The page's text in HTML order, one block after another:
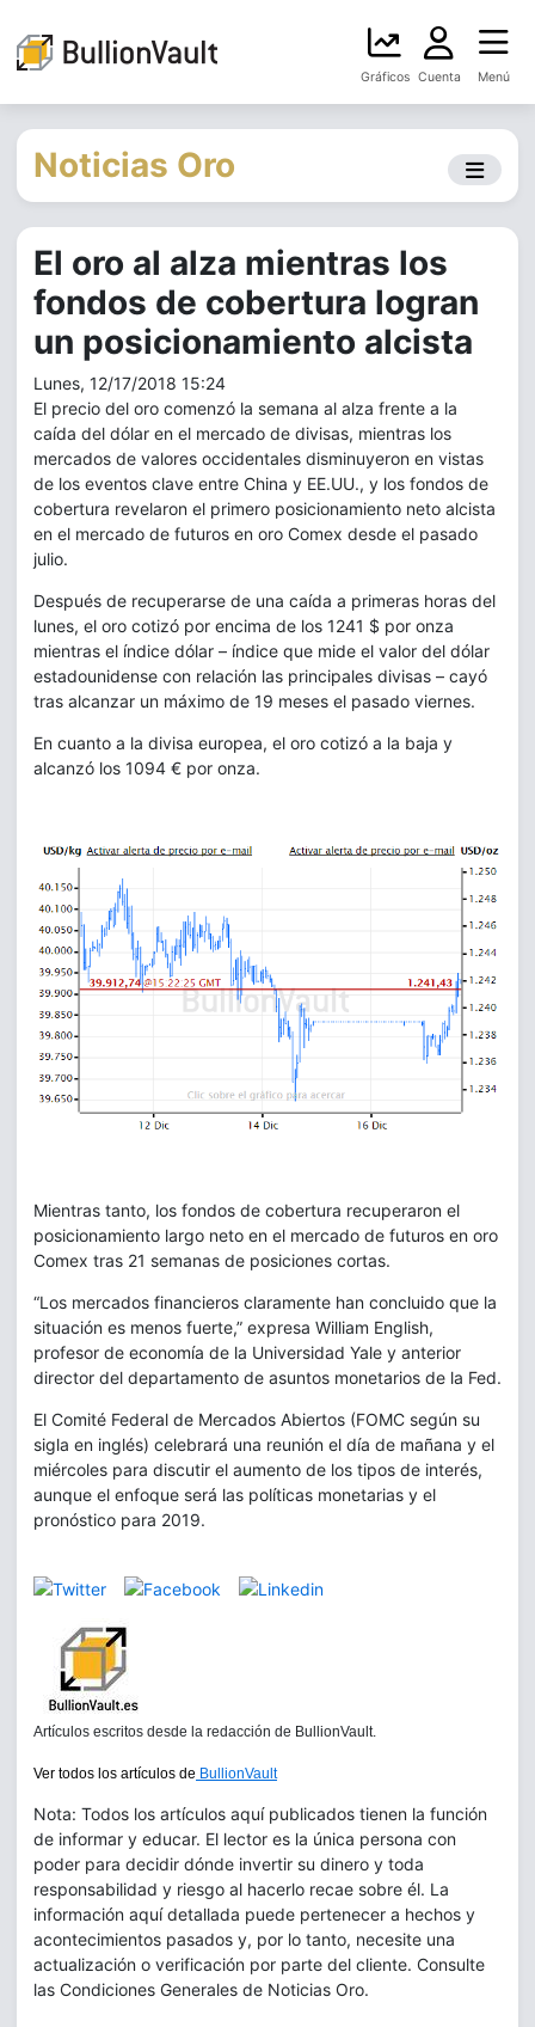
Gráficos Cuenta Menú
Noticias Oro
El oro al alza mientras los
fondos de cobertura logran
un posicionamiento alcista
Lunes, 12/17/2018 15:24
El precio del oro comenzó la semana al alza frente a la
caída del dólar en el mercado de divisas, mientras los
mercados de valores occidentales disminuyeron en vistas
de los eventos clave entre China y EE.UU., y los fondos de
cobertura revelaron el primero posicionamiento neto alcista
en el mercado de futuros en oro Comex desde el pasado
julio.
Después de recuperarse de una caída a primeras horas del
lunes, el oro cotizó por encima de los 1241 $ por onza
mientras el índice dólar – índice que mide el valor del dólar
estadounidense con relación las principales divisas – cayó
tras alcanzar un máximo de 19 meses el pasado viernes.
En cuanto a la divisa europea, el oro cotizó a la baja y
alcanzó los 1094 € por onza.
Mientras tanto, los fondos de cobertura recuperaron el
posicionamiento largo neto en el mercado de futuros en oro
Comex tras 21 semanas de posiciones cortas.
“Los mercados financieros claramente han concluido que la
situación es menos fuerte,” expresa William English,
profesor de economía de la Universidad Yale y anterior
director del departamento de asuntos monetarios de la Fed.
El Comité Federal de Mercados Abiertos (FOMC según su
sigla en inglés) celebrará una reunión el día de mañana y el
miércoles para discutir el aumento de los tipos de interés,
aunque el enfoque será las políticas monetarias y el
pronóstico para 2019.
Artículos escritos desde la redacción de BullionVault.
Ver todos los artículos de BullionVault
Nota: Todos los artículos aquí publicados tienen la función
de informar y educar. El lector es la única persona con
poder para decidir dónde invertir su dinero y toda
responsabilidad y riesgo al hacerlo recae sobre él. La
información aquí detallada puede pertenecer a hechos y
acontecimientos pasados y, por lo tanto, necesite una
actualización o verificación por parte del cliente. Consulte
las Condiciones Generales de Noticias Oro.